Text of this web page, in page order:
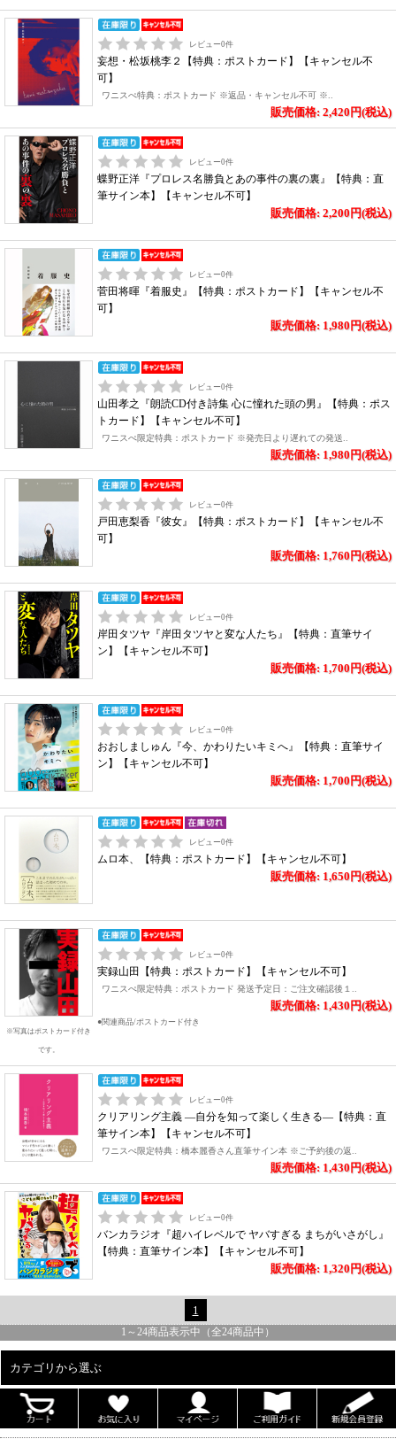
レビュー0件
妄想・松坂桃李２【特典：ポストカード】【キャンセル不
可】
ワニスぺ特典：ポストカード ※返品・キャンセル不可 ※..
販売価格: 2,420円(税込)
レビュー0件
蝶野正洋『プロレス名勝負とあの事件の裏の裏』【特典：直
筆サイン本】【キャンセル不可】
販売価格: 2,200円(税込)
レビュー0件
菅田将暉『着服史』【特典：ポストカード】【キャンセル不
可】
販売価格: 1,980円(税込)
レビュー0件
山田孝之『朗読CD付き詩集 心に憧れた頭の男』【特典：ポス
トカード】【キャンセル不可】
ワニスぺ限定特典：ポストカード ※発売日より遅れての発送..
販売価格: 1,980円(税込)
レビュー0件
戸田恵梨香『彼女』【特典：ポストカード】【キャンセル不
可】
販売価格: 1,760円(税込)
レビュー0件
岸田タツヤ『岸田タツヤと変な人たち』【特典：直筆サイ
ン】【キャンセル不可】
販売価格: 1,700円(税込)
レビュー0件
おおしましゅん『今、かわりたいキミへ』【特典：直筆サイ
ン】【キャンセル不可】
販売価格: 1,700円(税込)
レビュー0件
ムロ本、【特典：ポストカード】【キャンセル不可】
販売価格: 1,650円(税込)
※写真はポストカード付き
です。
レビュー0件
実録山田【特典：ポストカード】【キャンセル不可】
ワニスぺ限定特典：ポストカード 発送予定日：ご注文確認後１..
販売価格: 1,430円(税込)
●関連商品/ポストカード付き
レビュー0件
クリアリング主義 ―自分を知って楽しく生きる―【特典：直
筆サイン本】【キャンセル不可】
ワニスぺ限定特典：橋本麗香さん直筆サイン本 ※ご予約後の返..
販売価格: 1,430円(税込)
レビュー0件
バンカラジオ『超ハイレベルで ヤバすぎる まちがいさがし』
【特典：直筆サイン本】【キャンセル不可】
販売価格: 1,320円(税込)
1
1 ～ 24商品表示中（全24商品中）
カテゴリから選ぶ
ALL
男性写真集